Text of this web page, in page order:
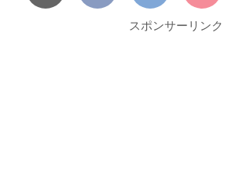
スポンサーリンク